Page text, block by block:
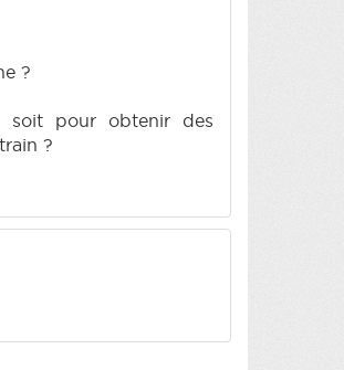
?
soit pour obtenir des
?